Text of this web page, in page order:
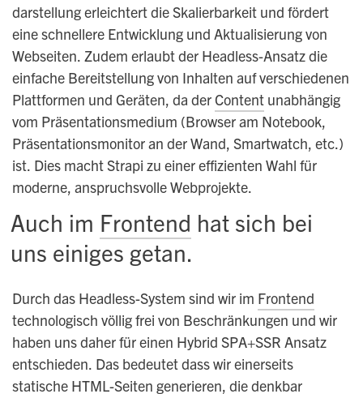
darstellung erleichtert die Skalierbarkeit und fördert
eine schnellere Entwicklung und Aktualisierung von
Webseiten. Zudem erlaubt der Headless-Ansatz die
einfache Bereitstellung von Inhalten auf verschiedenen
Plattformen und Geräten, da derContentunabhängig
vom Präsentationsmedium (Browser am Notebook,
Präsentationsmonitor an der Wand, Smartwatch, etc.)
ist. Dies macht Strapi zu einer effizienten Wahl für
moderne, anspruchsvolle Webprojekte.
Auch im Frontend hat sich bei
uns einiges getan.
Durch das Headless-System sind wir im Frontend
technologisch völlig frei von Beschränkungen und wir
haben uns daher für einen Hybrid SPA+SSR Ansatz
entschieden. Das bedeutet dass wir einerseits
statische HTML-Seiten generieren, die denkbar